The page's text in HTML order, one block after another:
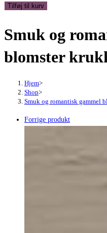
Smuk
romantisk
blomster
Tilføj til kurv
Smuk og
blomster
Hjem>
Shop>
Smuk og romantisk gammel
Forrige produkt